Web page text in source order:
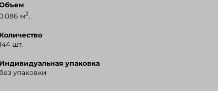
м3.
шт.
упаковка
упаковки